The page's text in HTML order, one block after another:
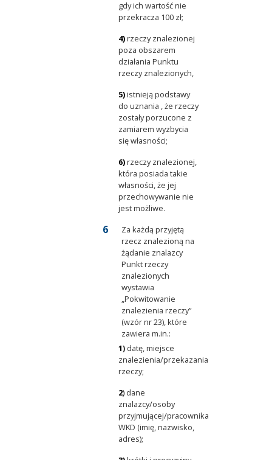
gdy ich wartość nie
przekracza 100 zł;
4)rzeczy znalezionej
poza obszarem
działania Punktu
rzeczy znalezionych,
5)istnieją podstawy
do uznania , że rzeczy
zostały porzucone z
zamiarem wyzbycia
się własności;
6)rzeczy znalezionej,
która posiada takie
własności, że jej
przechowywanie nie
jest możliwe.
Za każdą przyjętą
rzecz znalezioną na
żądanie znalazcy
Punkt rzeczy
znalezionych
wystawia
„Pokwitowanie
znalezienia rzeczy”
(wzór nr 23), które
zawiera m.in.:
1) datę, miejsce
znalezienia/przekazania
rzeczy;
2) dane
znalazcy/osoby
przyjmującej/pracownika
WKD (imię, nazwisko,
adres);